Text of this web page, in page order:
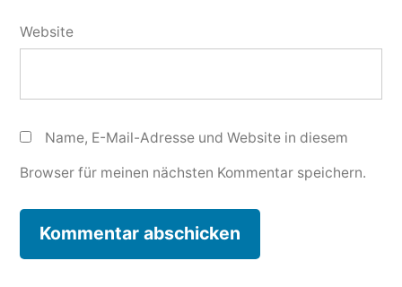
Website
Name, E-Mail-Adresse und Website in diesem
Browser für meinen nächsten Kommentar speichern.